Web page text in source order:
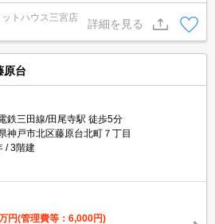
トハウス三宮店
詳細を見る
原台
鉄三田線/田尾寺駅 徒歩5分
神戸市北区藤原台北町７丁目
3階建
円(管理費等：6,000円)